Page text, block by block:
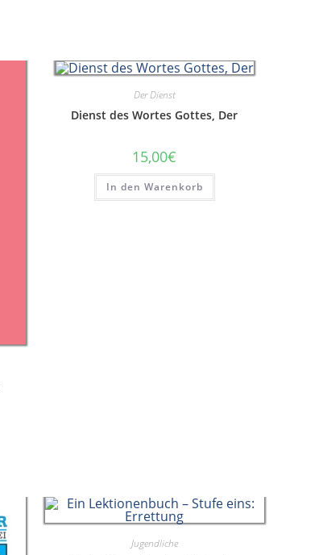
Der Dienst
Dienst des Wortes Gottes, Der
15,00€
In den Warenkorb
Jugendliche